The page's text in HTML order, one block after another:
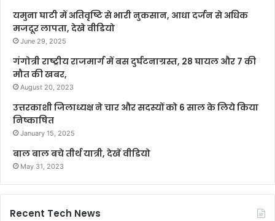
यमुना घाटी में अतिवृष्टि से भारी नुकसान, आधा दर्जन से अधिक
मजदूर लापता, देखे वीडियो
June 29, 2025
गंगोत्री राष्ट्रीय राजमार्ग में बस दुर्घटनाग्रस्त, 28 घायल और 7 की
मौत की खबर,
August 20, 2023
उत्तरकाशी जिलाध्यक्ष ने चार और सदस्यों को 6 साल के लिये किया
निष्काषित
January 15, 2025
बाल बाल बचे तीर्थ यात्री, देखें वीडियो
May 31, 2023
Recent Tech News